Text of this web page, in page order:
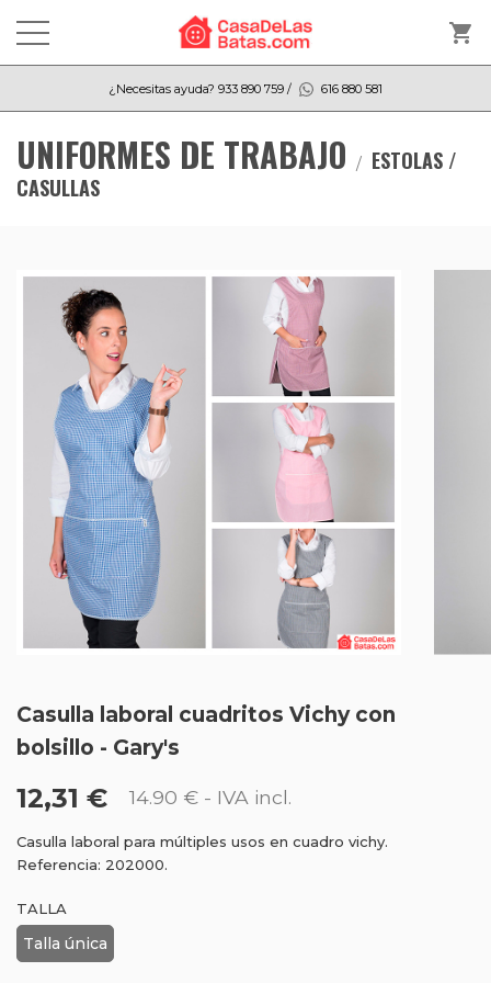
shopping_cart
¿Necesitas ayuda? 933 890 759 / 616 880 581
UNIFORMES DE TRABAJO
ESTOLAS /
CASULLAS
Casulla laboral cuadritos Vichy con
bolsillo - Gary's
12,31 € 14.90 € - IVA incl.
Casulla laboral para múltiples usos en cuadro vichy.
Referencia: 202000.
TALLA
Talla única